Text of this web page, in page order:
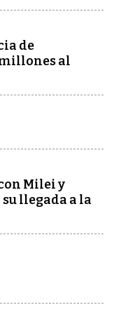
de
millones al
Milei y
llegada a la